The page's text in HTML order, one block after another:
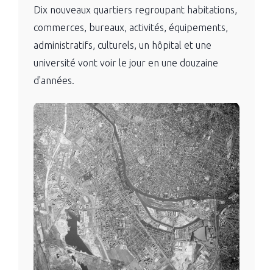
Dix nouveaux quartiers regroupant habitations,
commerces, bureaux, activités, équipements,
administratifs, culturels, un hôpital et une
université vont voir le jour en une douzaine
d'années.